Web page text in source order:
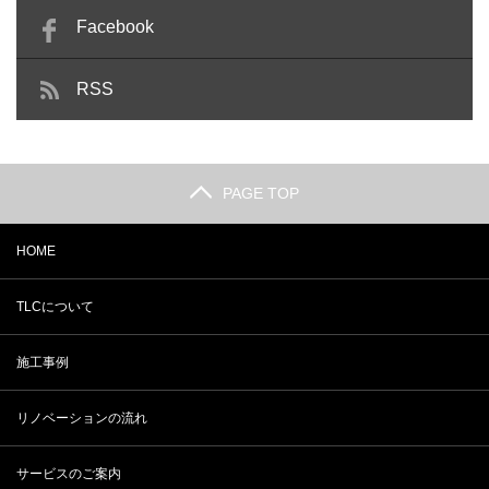
Facebook
RSS
PAGE TOP
HOME
TLCについて
施工事例
リノベーションの流れ
サービスのご案内